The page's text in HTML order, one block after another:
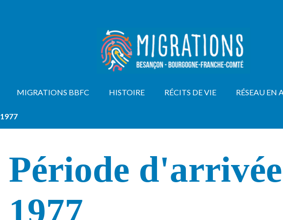
MIGRATIONS BBFC HISTOIRE RÉCITS DE VIE RÉSEAU EN
1977
Période
1977